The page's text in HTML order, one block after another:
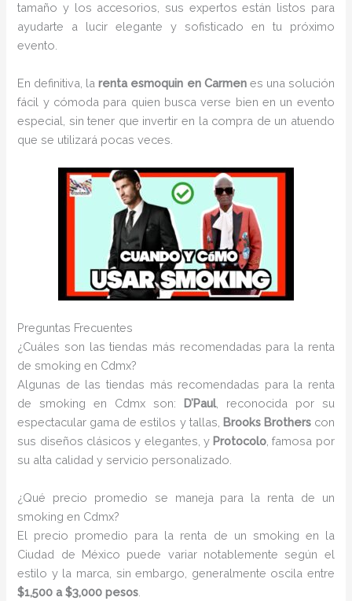
tamaño y los accesorios, sus expertos están listos para
ayudarte a lucir elegante y sofisticado en tu próximo
evento.
En definitiva, larenta esmoquin en Carmenes una solución
fácil y cómoda para quien busca verse bien en un evento
especial, sin tener que invertir en la compra de un atuendo
que se utilizará pocas veces.
Preguntas Frecuentes
¿Cuáles son las tiendas más recomendadas para la renta
de smoking en Cdmx?
Algunas de las tiendas más recomendadas para la renta
de smoking en Cdmx son: D’Paul, reconocida por su
espectacular gama de estilos y tallas, Brooks Brotherscon
sus diseños clásicos y elegantes, y Protocolo , famosa por
su alta calidad y servicio personalizado.
¿Qué precio promedio se maneja para la renta de un
smoking en Cdmx?
El precio promedio para la renta de un smoking en la
Ciudad de México puede variar notablemente según el
estilo y la marca, sin embargo, generalmente oscila entre
$1,500 a $3,000 pesos